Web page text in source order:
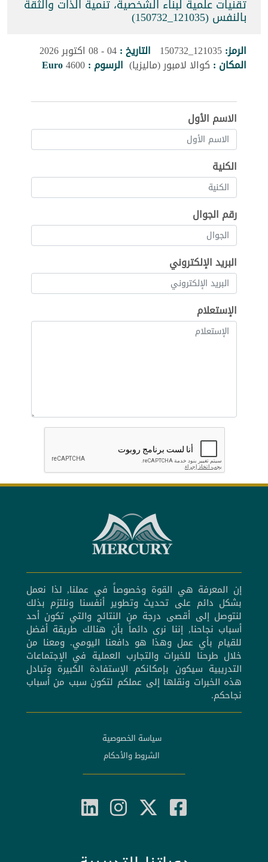
تقنيات علمية لبناء الشخصية، تنمية الذات والثقة
بالنفس (121035_150732)
الرمز:121035_150732 التاريخ :04 - 08 اكتوبر 2026
المكان : كوالا لامبور (ماليزيا) الرسوم :4600
Euro
الاسم الأول
الكنية
رقم الجوال
البريد الإلكتروني
الإستعلام
إن المعرفة هي القوة وخصوصاً في عملنا, لذا نعمل
بشكل دائم على تحديث وتطوير أنفسنا ونلتزم بذلك
لنتوصل إلى أقصى درجة من النتائج والتي تكون أحد
أسباب نجاحنا, إننا نرى دائماً بأن هنالك طريقة أفضل
للقيام بأي عمل وهذا هو دافعنا اليومي. ومعنا من
خلال طرحنا للخبرات والتجارب العملية في الإجتماعات
التدريبية سيكون بإمكانكم الإستفادة الكبيرة وتبادل
هذه الخبرات ونقلها إلى عملكم لتكون سبب من أسباب
نجاحكم.
سياسة الخصوصية
الشروط والأحكام